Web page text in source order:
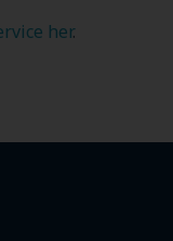
her.